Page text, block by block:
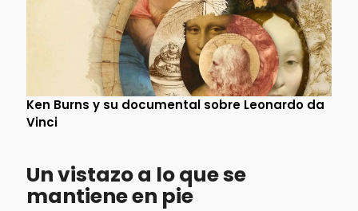
Ken Burns y su documental sobre Leonardo da
Vinci
Un vistazo a lo que se
mantiene en pie